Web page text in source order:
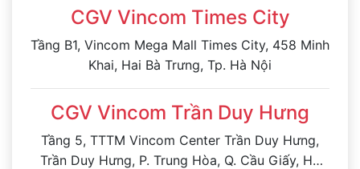
CGV Vincom Times City
Tầng B1, Vincom Mega Mall Times City, 458 Minh
Khai, Hai Bà Trưng, Tp. Hà Nội
CGV Vincom Trần Duy Hưng
Tầng 5, TTTM Vincom Center Trần Duy Hưng,
Trần Duy Hưng, P. Trung Hòa, Q. Cầu Giấy, Hà